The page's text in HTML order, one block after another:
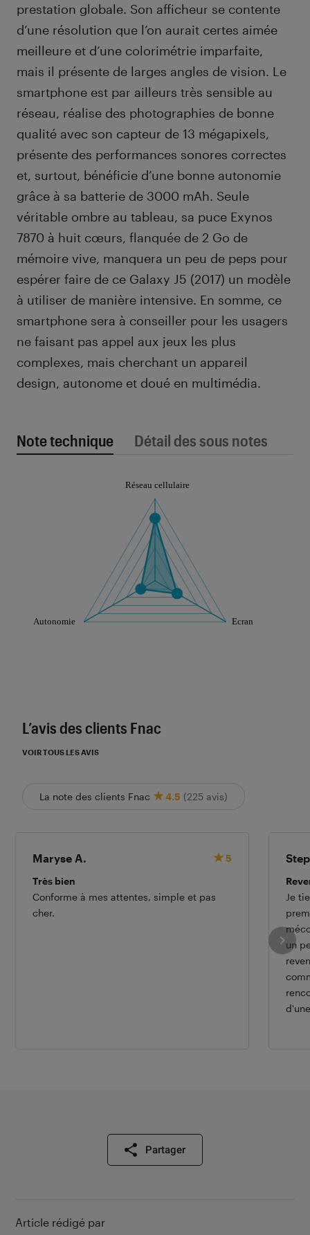
prestation globale. Son afficheur se contente
d’une résolution que l’on aurait certes aimée
meilleure et d’une colorimétrie imparfaite,
mais il présente de larges angles de vision. Le
smartphone est par ailleurs très sensible au
réseau, réalise des photographies de bonne
qualité avec son capteur de 13 mégapixels,
présente des performances sonores correctes
et, surtout, bénéficie d’une bonne autonomie
grâce à sa batterie de 3000 mAh. Seule
véritable ombre au tableau, sa puce Exynos
7870 à huit cœurs, flanquée de 2 Go de
mémoire vive, manquera un peu de peps pour
espérer faire de ce Galaxy J5 (2017) un modèle
à utiliser de manière intensive. En somme, ce
smartphone sera à conseiller pour les usagers
ne faisant pas appel aux jeux les plus
complexes, mais cherchant un appareil
design, autonome et doué en multimédia.
Note technique Détail des sous notes
L’avis des clients Fnac
VOIR TOUS LES AVIS
La note des clients Fnac 4.5 (225 avis)
Maryse A.
5
Très bien
Conforme à mes attentes, simple et pas
cher.
Je
un
Partager
Article rédigé par